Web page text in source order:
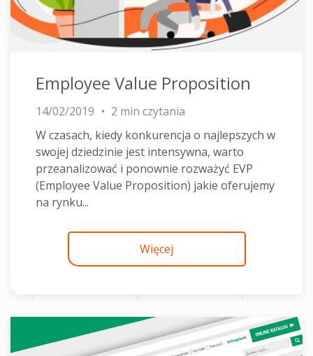
Employee Value Proposition
14/02/2019
2 min czytania
W czasach, kiedy konkurencja o najlepszych w
swojej dziedzinie jest intensywna, warto
przeanalizować i ponownie rozważyć EVP
(Employee Value Proposition) jakie oferujemy
na rynku...
Więcej